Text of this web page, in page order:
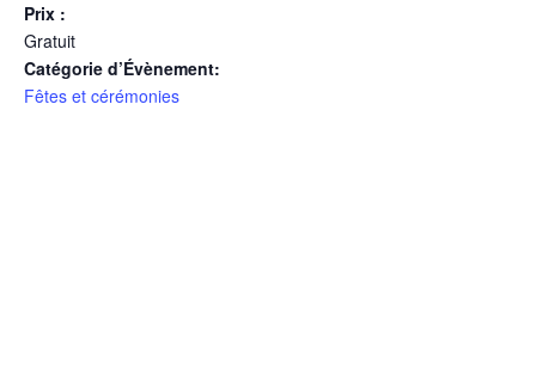
Prix :
Gratuit
Catégorie d’Évènement:
Fêtes et cérémonies